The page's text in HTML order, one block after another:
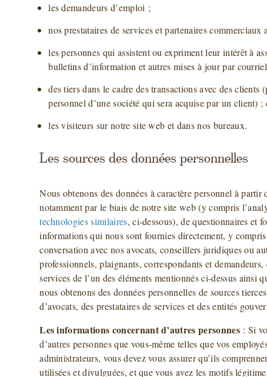
les demandeurs d’emploi ;
nos prestataires de services et partenaires
les personnes qui assistent ou expriment leur intérêt à
bulletins d’information et autres mises à jour par
des tiers dans le cadre des transactions avec des clients
personnel d’une société qui sera acquise par un client) ;
les visiteurs sur notre site web et dans nos bureaux.
Les sources des données personnelles
Nous obtenons des données à caractère personnel à partir
notamment par le biais de notre site web (y compris
technologies similaires, ci-dessous), de questionnaires et
informations qui nous sont fournies directement, y
conversation avec nos avocats, conseillers juridiques ou
professionnels, plaignants, correspondants et
services de l’un des éléments mentionnés ci-dessus ainsi
nous obtenons des données personnelles de sources
d’avocats, des prestataires de services et des entités
Les informations concernant d’autres personnes: Si
d’autres personnes que vous-même telles que vos
administrateurs, vous devez vous assurer qu’ils
utilisées et divulguées, et que vous avez les motifs